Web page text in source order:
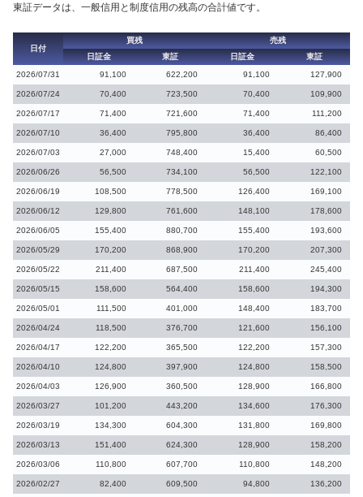
東証データは、一般信用と制度信用の残高の合計値です。
日付
買残
売残
日証金
東証 日証金
東証
2026/07/31
91,100 622,200 91,100 127,900
2026/07/24 70,400 723,500 70,400 109,900
2026/07/17 71,400 721,600 71,400 111,200
2026/07/10 36,400 795,800 36,400 86,400
2026/07/03 27,000 748,400 15,400 60,500
2026/06/26 56,500 734,100 56,500 122,100
2026/06/19 108,500 778,500 126,400 169,100
2026/06/12 129,800 761,600 148,100 178,600
2026/06/05 155,400 880,700 155,400 193,600
2026/05/29 170,200 868,900 170,200 207,300
2026/05/22 211,400 687,500 211,400 245,400
2026/05/15 158,600 564,400 158,600 194,300
2026/05/01 111,500 401,000 148,400 183,700
2026/04/24 118,500 376,700 121,600 156,100
2026/04/17 122,200 365,500 122,200 157,300
2026/04/10 124,800 397,900 124,800 158,500
2026/04/03 126,900 360,500 128,900 166,800
2026/03/27 101,200 443,200 134,600 176,300
2026/03/19 134,300 604,300 131,800 169,800
2026/03/13 151,400 624,300 128,900 158,200
2026/03/06 110,800 607,700 110,800 148,200
2026/02/27 82,400 609,500 94,800 136,200